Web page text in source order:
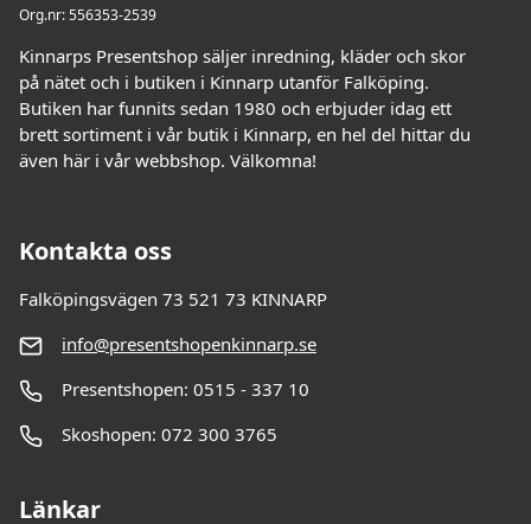
Org.nr: 556353-2539
Kinnarps Presentshop säljer inredning, kläder och skor
på nätet och i butiken i Kinnarp utanför Falköping.
Butiken har funnits sedan 1980 och erbjuder idag ett
brett sortiment i vår butik i Kinnarp, en hel del hittar du
även här i vår webbshop. Välkomna!
Kontakta oss
Falköpingsvägen 73 521 73 KINNARP
info@presentshopenkinnarp.se
Presentshopen: 0515 - 337 10
Skoshopen: 072 300 3765
Länkar